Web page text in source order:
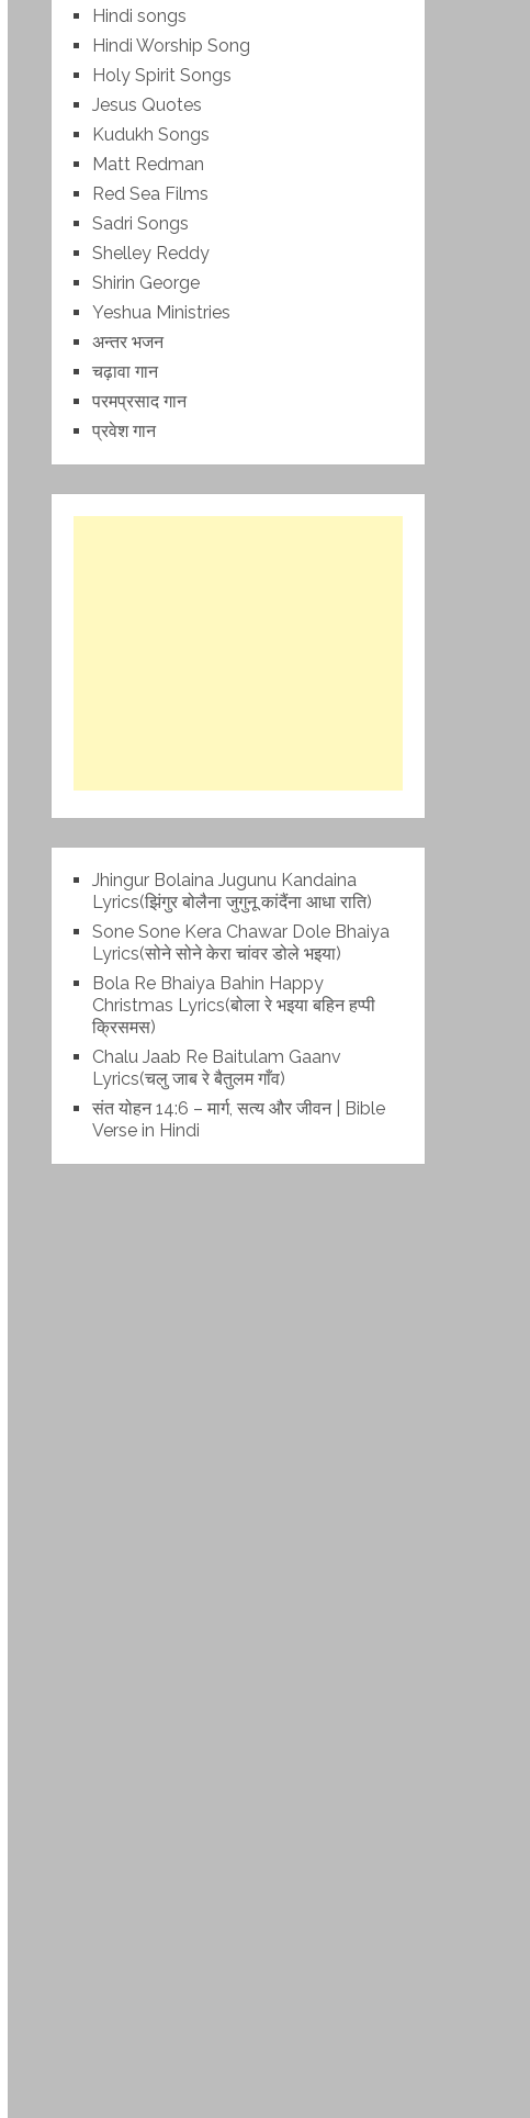
Hindi songs
Hindi Worship Song
Holy Spirit Songs
Jesus Quotes
Kudukh Songs
Matt Redman
Red Sea Films
Sadri Songs
Shelley Reddy
Shirin George
Yeshua Ministries
अन्तर भजन
चढ़ावा गान
परमप्रसाद गान
प्रवेश गान
Jhingur Bolaina Jugunu Kandaina
Lyrics(झिंगुर बोलैना जुगुनू कांदैंना आधा राति)
Sone Sone Kera Chawar Dole Bhaiya
Lyrics(सोने सोने केरा चांवर डोले भइया)
Bola Re Bh‌aiya Bahin Happy
Christmas Lyrics(बोला रे भ‌इया बहिन हप्पी
क्रिसमस)
Chalu Jaab Re Baitulam Gaanv
Lyrics(चलु जाब रे बैतुलम गाँव)
संत योहन 14:6 – मार्ग, सत्य और जीवन | Bible
Verse in Hindi